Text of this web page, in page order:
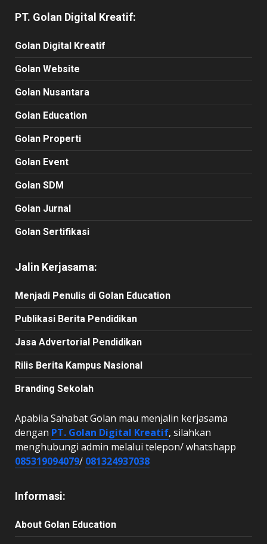
PT. Golan Digital Kreatif:
Golan Digital Kreatif
Golan Website
Golan Nusantara
Golan Education
Golan Properti
Golan Event
Golan SDM
Golan Jurnal
Golan Sertifikasi
Jalin Kerjasama:
Menjadi Penulis di Golan Education
Publikasi Berita Pendidikan
Jasa Advertorial Pendidikan
Rilis Berita Kampus Nasional
Branding Sekolah
Apabila Sahabat Golan mau menjalin kerjasama
dengan PT. Golan Digital Kreatif, silahkan
menghubungi admin melalui telepon/ whatshapp
085319094079/ 081324937038
Informasi:
About Golan Education